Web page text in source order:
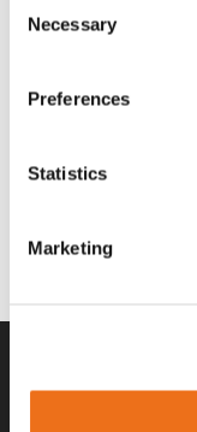
Selection
Necessary
Preferences
Statistics
Marketing
Rotor teeth 8t/6k 7.5Gr/